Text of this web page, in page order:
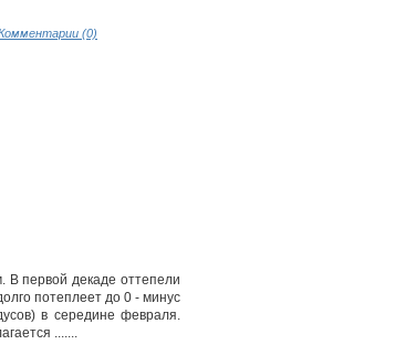
(0)
В первой декаде оттепели
потеплеет до 0 - минус
в середине февраля.
.......